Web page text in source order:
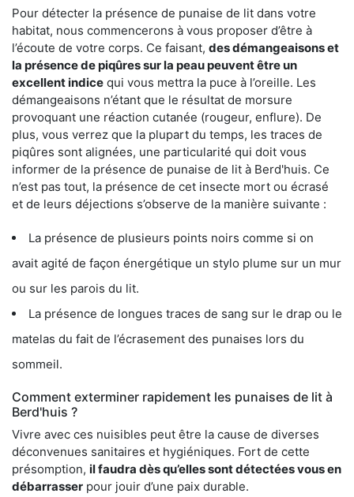
Pour détecter la présence de punaise de lit dans votre
habitat, nous commencerons à vous proposer d’être à
l’écoute de votre corps. Ce faisant, des démangeaisons et
la présence de piqûres sur la peau peuvent être un
excellent indice qui vous mettra la puce à l’oreille. Les
démangeaisons n’étant que le résultat de morsure
provoquant une réaction cutanée (rougeur, enflure). De
plus, vous verrez que la plupart du temps, les traces de
piqûres sont alignées, une particularité qui doit vous
informer de la présence de punaise de lit à Berd'huis. Ce
n’est pas tout, la présence de cet insecte mort ou écrasé
et de leurs déjections s’observe de la manière suivante :
La présence de plusieurs points noirs comme si on
avait agité de façon énergétique un stylo plume sur un mur
ou sur les parois du lit.
La présence de longues traces de sang sur le drap ou le
matelas du fait de l’écrasement des punaises lors du
sommeil.
Comment exterminer rapidement les punaises de lit à
Berd'huis ?
Vivre avec ces nuisibles peut être la cause de diverses
déconvenues sanitaires et hygiéniques. Fort de cette
présomption, il faudra dès qu’elles sont détectées vous en
débarrasser pour jouir d’une paix durable.